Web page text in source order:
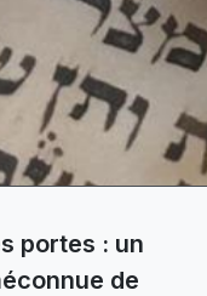
portes : un
de